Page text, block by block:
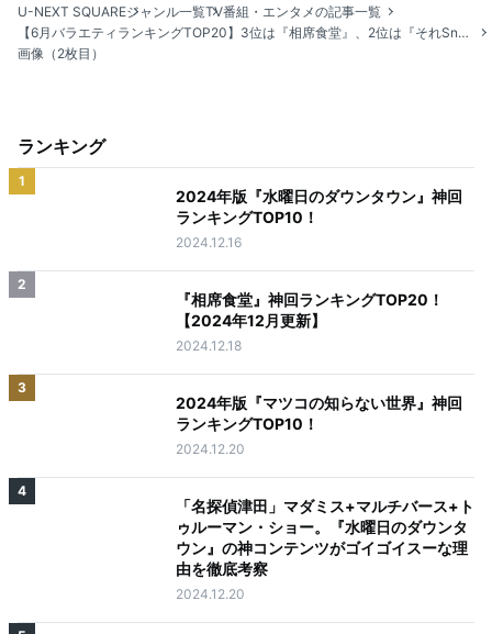
U-NEXT SQUAREジャンル一覧TV番組・エンタメの記事一覧
【6月バラエティランキングTOP20】3位は『相席食堂』、2位は『それSnow Manにやらせて下さい』
画像（2枚目）
ランキング
1
2024年版『水曜日のダウンタウン』神回
ランキングTOP10！
2024.12.16
2
『相席食堂』神回ランキングTOP20！
【2024年12月更新】
2024.12.18
3
2024年版『マツコの知らない世界』神回
ランキングTOP10！
2024.12.20
4
「名探偵津田」マダミス+マルチバース+ト
ゥルーマン・ショー。『水曜日のダウンタ
ウン』の神コンテンツがゴイゴイスーな理
由を徹底考察
2024.12.20